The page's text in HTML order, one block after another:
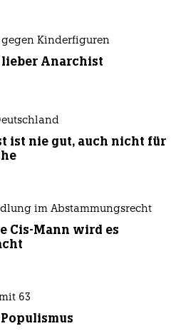
gegen Kinderfiguren
lieber Anarchist
ist nie gut, auch nicht für
im Abstammungsrecht
Cis-Mann wird es
63